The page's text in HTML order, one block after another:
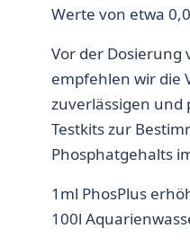
Werte von etwa
Vor der Dosierung
empfehlen wir die
zuverlässigen und
Testkits zur
Phosphatgehalts
1ml PhosPlus
100l